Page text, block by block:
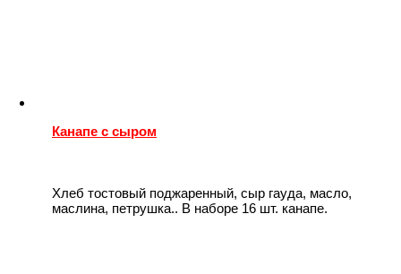
Канапе с сыром
Хлеб тостовый поджаренный, сыр гауда, масло,
маслина, петрушка.. В наборе 16 шт. канапе.